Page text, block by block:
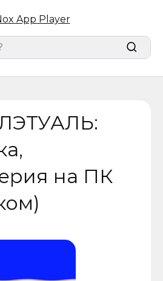
for:
на ПК